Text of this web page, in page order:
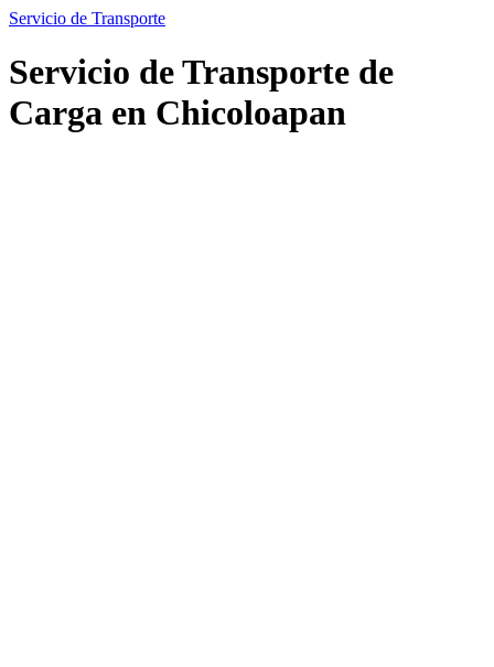
Servicio de Transporte
Servicio de Transporte de
Carga en Chicoloapan